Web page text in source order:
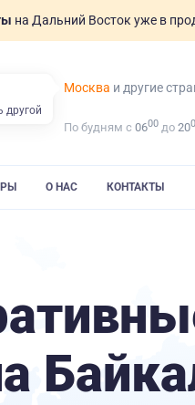
на Дальний Восток уже в
Москва и другие
По будням с 0600 до 20
О НАС КОНТАКТЫ
другой